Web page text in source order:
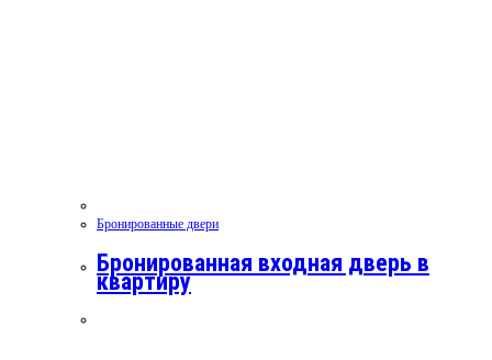
Бронированные двери
Бронированная входная дверь в
квартиру